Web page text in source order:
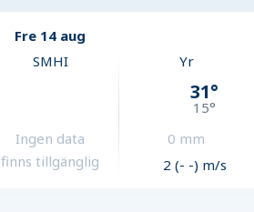
Fre 14 aug
SMHI
Ingen data
finns tillgänglig
Yr
31°
15°
0 mm
2 (- -) m/s